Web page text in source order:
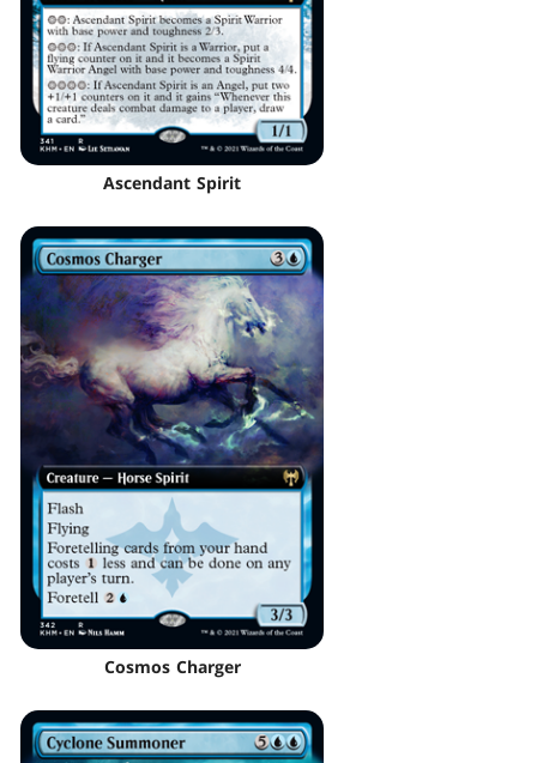
Ascendant Spirit
Cosmos Charger